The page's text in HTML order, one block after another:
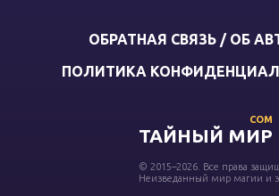
ОБРАТНАЯ СВЯЗЬ / ОБ
ПОЛИТИКА
ТАЙНЫЙ МИР
COM
© 2015–2026. Все права
Неизведанный мир магии и